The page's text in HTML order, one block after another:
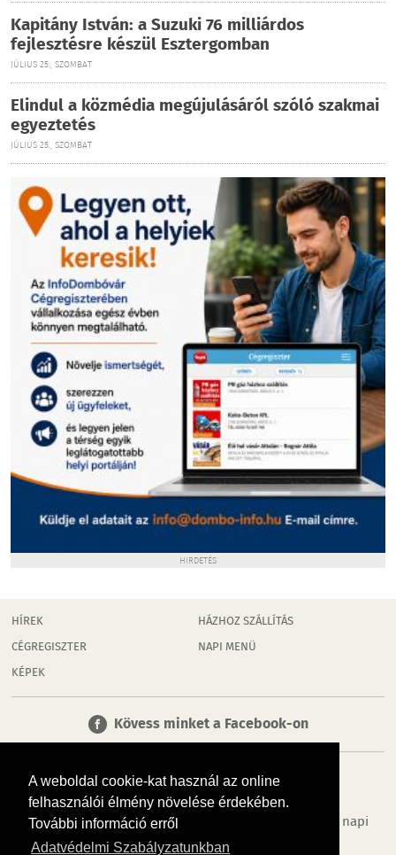
A weboldal cookie-kat használ az online
felhasználói élmény növelése érdekében.
További információ erről
Adatvédelmi Szabályzatunkban
Kapitány István: a Suzuki 76 milliárdos
fejlesztésre készül Esztergomban
JÚLIUS 25., SZOMBAT
Elindul a közmédia megújulásáról szóló szakmai
egyeztetés
JÚLIUS 25., SZOMBAT
HIRDETÉS
HÍREK
CÉGREGISZTER
KÉPEK
HÁZHOZ SZÁLLÍTÁS
NAPI MENÜ
Kövess minket a Facebook-on
Tudj meg többet városodról! Hírek, programok, képek, napi
menü, cégek…. és minden, ami Dombóvár